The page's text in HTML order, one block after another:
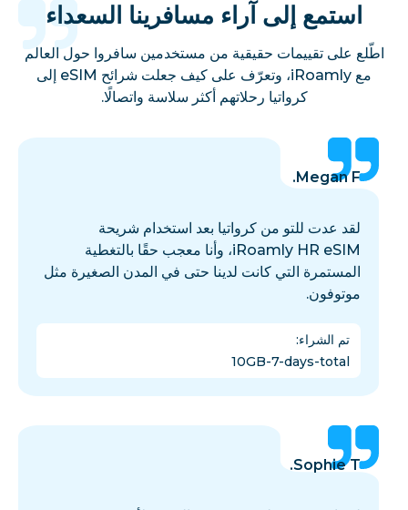
استمع إلى آراء مسافرينا السعداء
اطّلع على تقييمات حقيقية من مستخدمين سافروا حول العالم
مع iRoamly، وتعرّف على كيف جعلت شرائح eSIM إلى
كرواتيا رحلاتهم أكثر سلاسة واتصالًا.
Megan F.
لقد عدت للتو من كرواتيا بعد استخدام شريحة
iRoamly HR eSIM، وأنا معجب حقًا بالتغطية
المستمرة التي كانت لدينا حتى في المدن الصغيرة مثل
موتوفون.
تم الشراء:
10GB-7-days-total
Sophie T.